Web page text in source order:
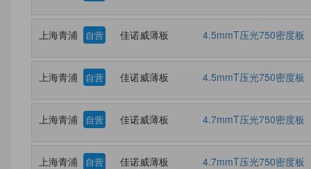
上海青浦 自营 佳诺威薄板 4.5mmT压光750密度板
上海青浦 自营 佳诺威薄板 4.5mmT压光750密度板
上海青浦 自营 佳诺威薄板 4.7mmT压光750密度板
上海青浦 自营 佳诺威薄板 4.7mmT压光750密度板